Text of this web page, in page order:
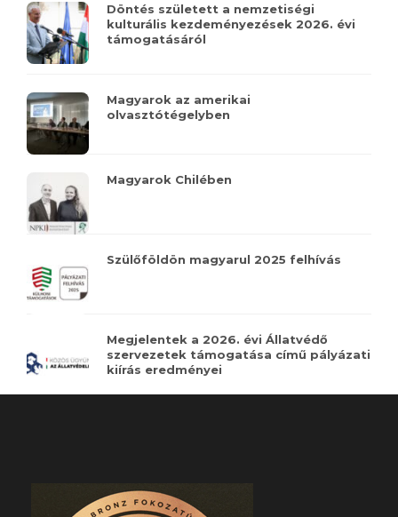
Döntés született a nemzetiségi
kulturális kezdeményezések 2026. évi
támogatásáról
Magyarok az amerikai
olvasztótégelyben
Magyarok Chilében
Szülőföldön magyarul 2025 felhívás
Megjelentek a 2026. évi Állatvédő
szervezetek támogatása című pályázati
kiírás eredményei